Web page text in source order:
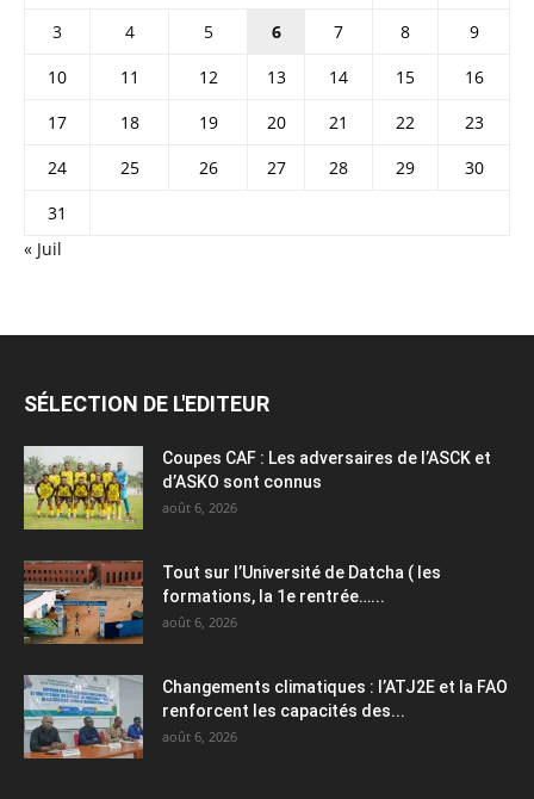
3
4 5 6 7 8
9
10
11 12 13 14 15
16
17
18 19 20 21 22
23
24
25 26 27 28 29
30
31
« Juil
SÉLECTION DE L'EDITEUR
Coupes CAF : Les adversaires de l’ASCK et
d’ASKO sont connus
août 6, 2026
Tout sur l’Université de Datcha ( les
formations, la 1e rentrée…...
août 6, 2026
Changements climatiques : l’ATJ2E et la FAO
renforcent les capacités des...
août 6, 2026